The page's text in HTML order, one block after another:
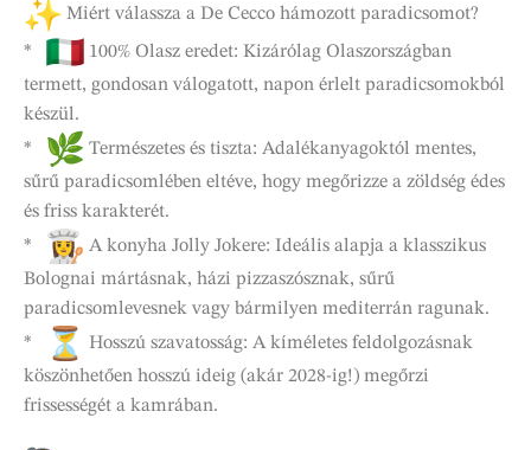
Miért válassza a De Cecco hámozott paradicsomot?
*
100% Olasz eredet: Kizárólag Olaszországban
termett, gondosan válogatott, napon érlelt paradicsomokból
készül.
*
Természetes és tiszta: Adalékanyagoktól mentes,
sűrű paradicsomlében eltéve, hogy megőrizze a zöldség édes
és friss karakterét.
*
A konyha Jolly Jokere: Ideális alapja a klasszikus
Bolognai mártásnak, házi pizzaszósznak, sűrű
paradicsomlevesnek vagy bármilyen mediterrán ragunak.
*
Hosszú szavatosság: A kíméletes feldolgozásnak
köszönhetően hosszú ideig (akár 2028-ig!) megőrzi
frissességét a kamrában.